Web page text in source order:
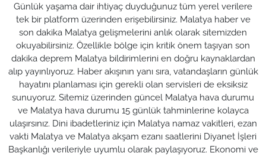
Günlük yaşama dair ihtiyaç duyduğunuz tüm yerel verilere
tek bir platform üzerinden erişebilirsiniz. Malatya haber ve
son dakika Malatya gelişmelerini anlık olarak sitemizden
okuyabilirsiniz. Özellikle bölge için kritik önem taşıyan son
dakika deprem Malatya bildirimlerini en doğru kaynaklardan
alıp yayınlıyoruz. Haber akışının yanı sıra, vatandaşların günlük
hayatını planlaması için gerekli olan servisleri de eksiksiz
sunuyoruz. Sitemiz üzerinden güncel Malatya hava durumu
ve Malatya hava durumu 15 günlük tahminlerine kolayca
ulaşırsınız. Dini ibadetleriniz için Malatya namaz vakitleri, ezan
vakti Malatya ve Malatya akşam ezanı saatlerini Diyanet İşleri
Başkanlığı verileriyle uyumlu olarak paylaşıyoruz. Ekonomi ve